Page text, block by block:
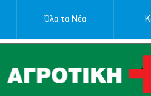
Όλα τα Νέα